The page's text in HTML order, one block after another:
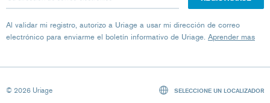
Al validar mi registro, autorizo ​​a Uriage a usar mi dirección de correo
electrónico para enviarme el boletín informativo de Uriage. Aprender mas
© 2026 Uriage SELECCIONE UN LOCALIZADOR